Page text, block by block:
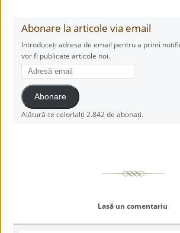
Abonare la articole via email
Introduceți adresa de email pentru a primi
vor fi publicate articole noi.
Adresă
email
Abonare
Alătură-te celorlalți 2.842 de abonați.
Lasă un comentariu